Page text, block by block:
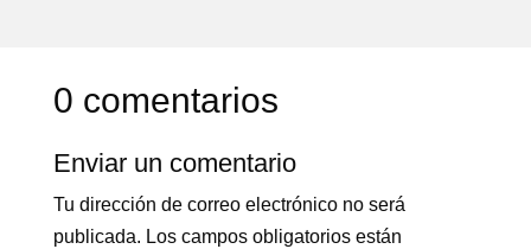
0 comentarios
Enviar un comentario
Tu dirección de correo electrónico no será
publicada. Los campos obligatorios están